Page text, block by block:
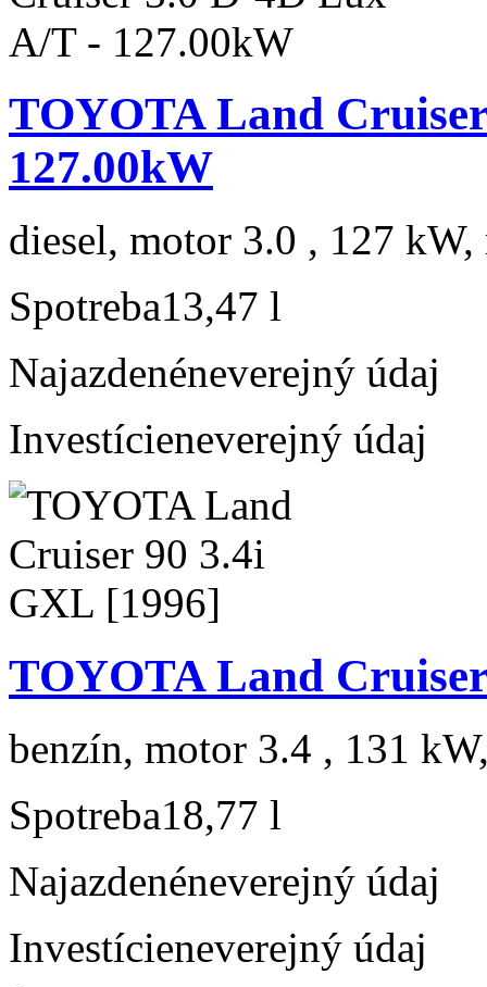
TOYOTA Land
127.00kW
diesel, motor 3.0 , 127 kW,
Spotreba13,47 l
Najazdenéneverejný údaj
Investícieneverejný údaj
TOYOTA Land
benzín, motor 3.4 , 131
Spotreba18,77 l
Najazdenéneverejný údaj
Investícieneverejný údaj